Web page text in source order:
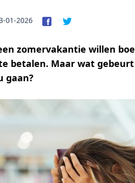
01-2026
zomervakantie willen
betalen. Maar wat
gaan?